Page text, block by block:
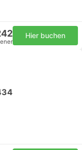
Hier buchen